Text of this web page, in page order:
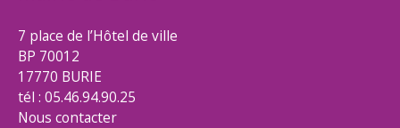
7 place de l’Hôtel de ville
BP 70012
17770 BURIE
tél : 05.46.94.90.25
Nous contacter